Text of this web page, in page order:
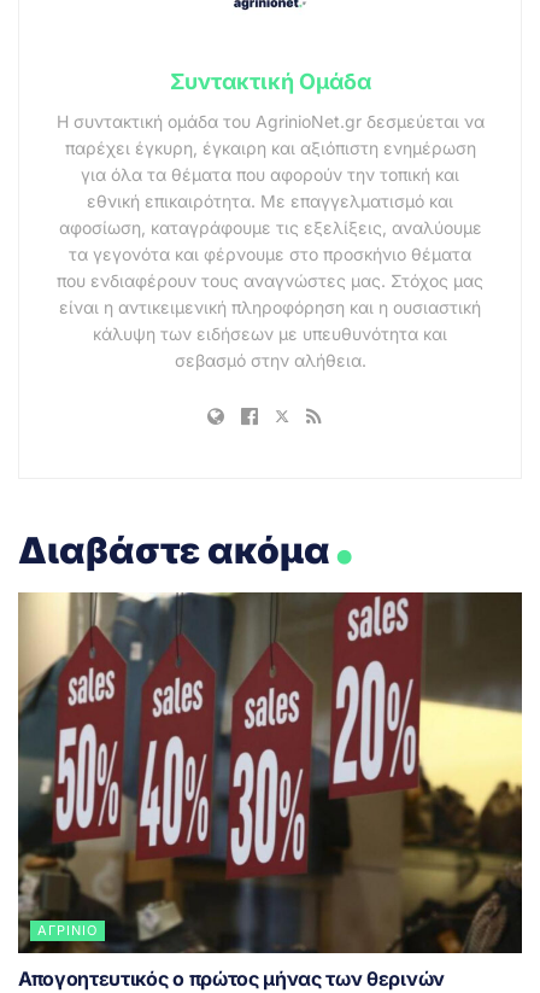
Συντακτική Ομάδα
Η συντακτική ομάδα του AgrinioNet.gr δεσμεύεται να
παρέχει έγκυρη, έγκαιρη και αξιόπιστη ενημέρωση
για όλα τα θέματα που αφορούν την τοπική και
εθνική επικαιρότητα. Με επαγγελματισμό και
αφοσίωση, καταγράφουμε τις εξελίξεις, αναλύουμε
τα γεγονότα και φέρνουμε στο προσκήνιο θέματα
που ενδιαφέρουν τους αναγνώστες μας. Στόχος μας
είναι η αντικειμενική πληροφόρηση και η ουσιαστική
κάλυψη των ειδήσεων με υπευθυνότητα και
σεβασμό στην αλήθεια.
Διαβάστε ακόμα.
ΑΓΡΊΝΙΟ
Απογοητευτικός ο πρώτος μήνας των θερινών